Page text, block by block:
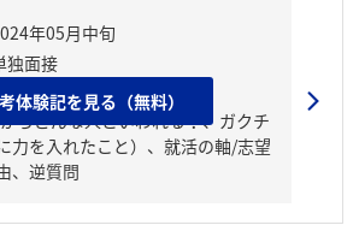
題】
らどんな人といわれる？、ガクチ
力を入れたこと）、就活の軸/志望
、逆質問
体験記を見る（無料）